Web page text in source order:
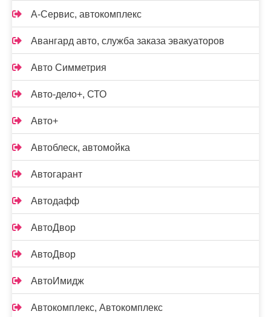
А-Сервис, автокомплекс
Авангард авто, служба заказа эвакуаторов
Авто Симметрия
Авто-дело+, СТО
Авто+
Автоблеск, автомойка
Автогарант
Автодафф
АвтоДвор
АвтоДвор
АвтоИмидж
Автокомплекс, Автокомплекс